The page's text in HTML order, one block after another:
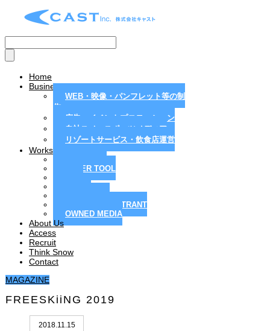
Home
Business
WEB・映像・パンフレット等の制
作
広告・イベントプロモーション
自社スノースポーツメディア
リゾートサービス・飲食店運営
Works
PAPER TOOL
RESORT / RESTRANT
OWNED MEDIA
About Us
Access
Recruit
Think Snow
Contact
MAGAZINE
FREESKiiNG 2019
2018.11.15